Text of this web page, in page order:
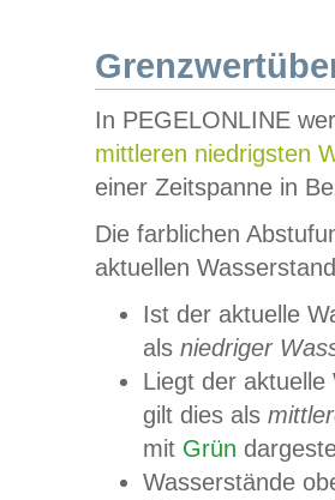
In PEGELONLINE
mittleren niedrigsten
einer Zeitspanne in
Die farblichen
aktuellen
Ist der aktuelle
als niedriger
Liegt der
gilt dies als
mit Grün
Wasserstände